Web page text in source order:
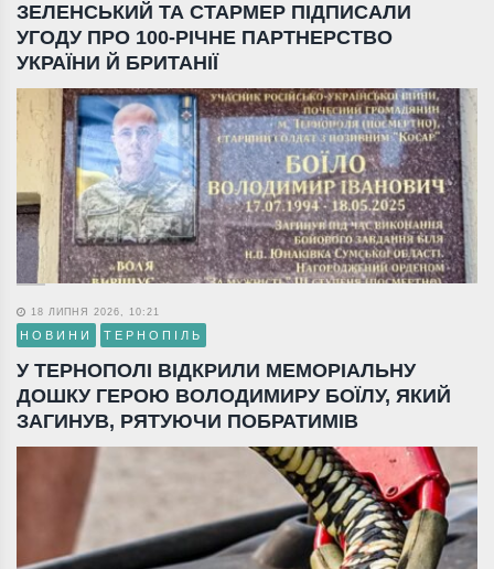
ЗЕЛЕНСЬКИЙ ТА СТАРМЕР ПІДПИСАЛИ
УГОДУ ПРО 100-РІЧНЕ ПАРТНЕРСТВО
УКРАЇНИ Й БРИТАНІЇ
18 ЛИПНЯ 2026, 10:21
НОВИНИ ТЕРНОПІЛЬ
У ТЕРНОПОЛІ ВІДКРИЛИ МЕМОРІАЛЬНУ
ДОШКУ ГЕРОЮ ВОЛОДИМИРУ БОЇЛУ, ЯКИЙ
ЗАГИНУВ, РЯТУЮЧИ ПОБРАТИМІВ